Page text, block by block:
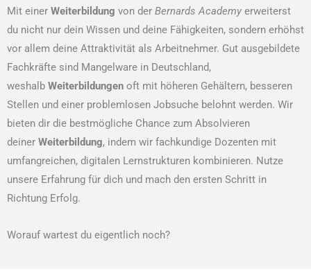
Mit einer Weiterbildung von der Bernards Academy erweiterst
du nicht nur dein Wissen und deine Fähigkeiten, sondern erhöhst
vor allem deine Attraktivität als Arbeitnehmer. Gut ausgebildete
Fachkräfte sind Mangelware in Deutschland,
weshalb Weiterbildungen oft mit höheren Gehältern, besseren
Stellen und einer problemlosen Jobsuche belohnt werden. Wir
bieten dir die bestmögliche Chance zum Absolvieren
deiner Weiterbildung, indem wir fachkundige Dozenten mit
umfangreichen, digitalen Lernstrukturen kombinieren. Nutze
unsere Erfahrung für dich und mach den ersten Schritt in
Richtung Erfolg.
Worauf wartest du eigentlich noch?